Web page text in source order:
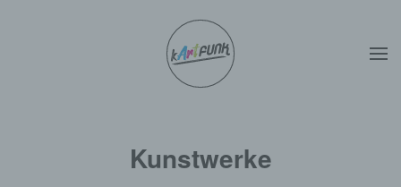
Zum Hauptinhalt springen
Kunstwerke